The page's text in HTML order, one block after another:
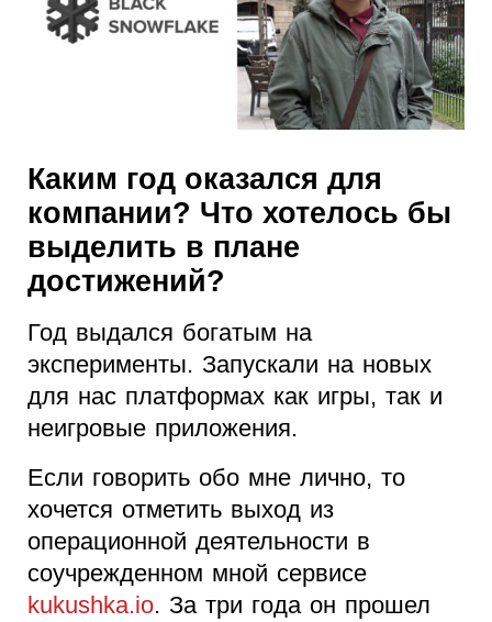
Каким год оказался для
компании? Что хотелось бы
выделить в плане
достижений?
Год выдался богатым на
эксперименты. Запускали на новых
для нас платформах как игры, так и
неигровые приложения.
Если говорить обо мне лично, то
хочется отметить выход из
операционной деятельности в
соучрежденном мной сервисе
kukushka.io. За три года он прошел